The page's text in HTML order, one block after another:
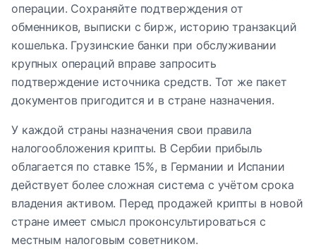
операции. Сохраняйте подтверждения от
обменников, выписки с бирж, историю транзакций
кошелька. Грузинские банки при обслуживании
крупных операций вправе запросить
подтверждение источника средств. Тот же пакет
документов пригодится и в стране назначения.
У каждой страны назначения свои правила
налогообложения крипты. В Сербии прибыль
облагается по ставке 15%, в Германии и Испании
действует более сложная система с учётом срока
владения активом. Перед продажей крипты в новой
стране имеет смысл проконсультироваться с
местным налоговым советником.